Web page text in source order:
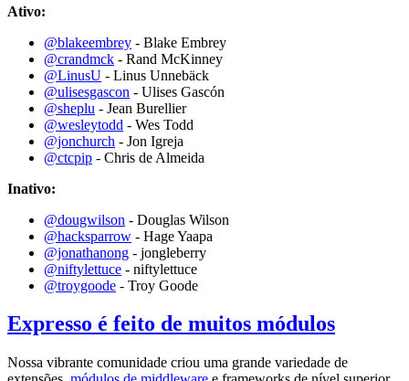
Ativo:
@blakeembrey - Blake Embrey
@crandmck - Rand McKinney
@LinusU - Linus Unnebäck
@ulisesgascon - Ulises Gascón
@sheplu - Jean Burellier
@wesleytodd - Wes Todd
@jonchurch - Jon Igreja
@ctcpip - Chris de Almeida
Inativo:
@dougwilson - Douglas Wilson
@hacksparrow - Hage Yaapa
@jonathanong - jongleberry
@niftylettuce - niftylettuce
@troygoode - Troy Goode
Expresso é feito de muitos módulos
Nossa vibrante comunidade criou uma grande variedade de